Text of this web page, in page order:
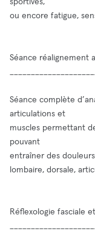
sportives,
ou encore fatigue,
Séance réalignement
Séance complète
articulations et
muscles permettant
pouvant
entraîner des
lombaire, dorsale,
Réflexologie fasciale